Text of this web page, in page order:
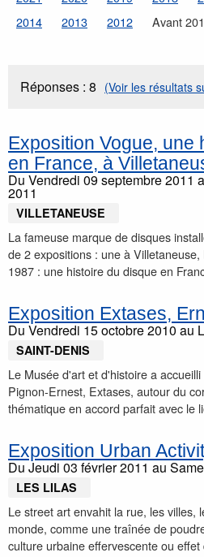
2014
2013 2012 Avant
Réponses : 8 (Voir les résultats
Exposition Vogue, une
en France, à
Du Vendredi 09 septembre 2011
2011
VILLETANEUSE
La fameuse marque de disques
de 2 expositions : une à
1987 : une histoire du disque en
Exposition Extases,
Du Vendredi 15 octobre 2010 au
SAINT-DENIS
Le Musée d'art et d'histoire a
Pignon-Ernest, Extases, autour du
thématique en accord parfait avec le
Exposition Urban
Du Jeudi 03 février 2011 au
LES LILAS
Le street art envahit la rue, les villes,
monde, comme une traînée de
culture urbaine effervescente ou